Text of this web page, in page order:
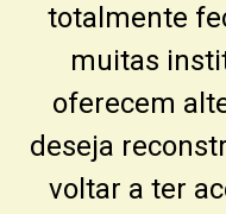
totalmente
muitas
oferecem
deseja
voltar a ter